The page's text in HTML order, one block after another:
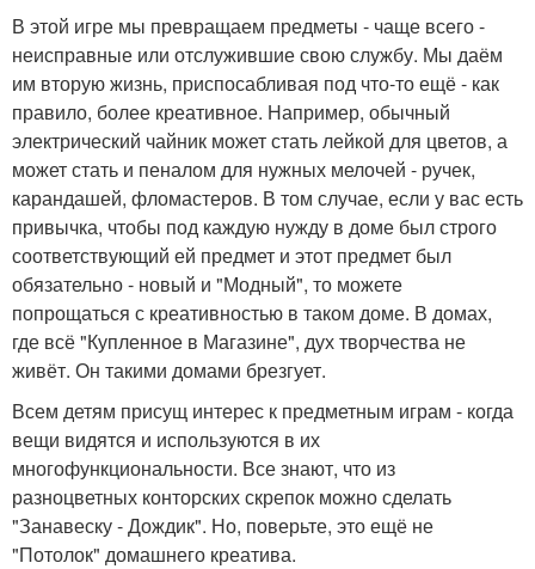
В этой игре мы превращаем предметы - чаще всего -
неисправные или отслужившие свою службу. Мы даём
им вторую жизнь, приспосабливая под что-то ещё - как
правило, более креативное. Например, обычный
электрический чайник может стать лейкой для цветов, а
может стать и пеналом для нужных мелочей - ручек,
карандашей, фломастеров. В том случае, если у вас есть
привычка, чтобы под каждую нужду в доме был строго
соответствующий ей предмет и этот предмет был
обязательно - новый и "Модный", то можете
попрощаться с креативностью в таком доме. В домах,
где всё "Купленное в Магазине", дух творчества не
живёт. Он такими домами брезгует.
Всем детям присущ интерес к предметным играм - когда
вещи видятся и используются в их
многофункциональности. Все знают, что из
разноцветных конторских скрепок можно сделать
"Занавеску - Дождик". Но, поверьте, это ещё не
"Потолок" домашнего креатива.